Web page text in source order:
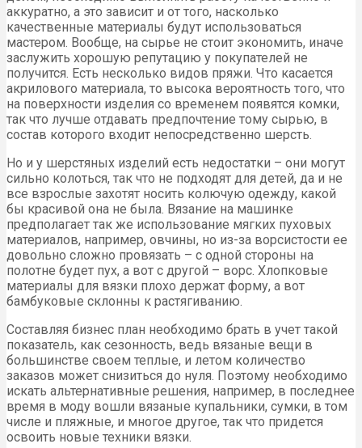
аккуратно, а это зависит и от того, насколько
качественные материалы будут использоваться
мастером. Вообще, на сырье не стоит экономить, иначе
заслужить хорошую репутацию у покупателей не
получится. Есть несколько видов пряжи. Что касается
акрилового материала, то высока вероятность того, что
на поверхности изделия со временем появятся комки,
так что лучше отдавать предпочтение тому сырью, в
состав которого входит непосредственно шерсть.
Но и у шерстяных изделий есть недостатки – они могут
сильно колоться, так что не подходят для детей, да и не
все взрослые захотят носить колючую одежду, какой
бы красивой она не была. Вязание на машинке
предполагает так же использование мягких пуховых
материалов, например, овчины, но из-за ворсистости ее
довольно сложно провязать – с одной стороны на
полотне будет пух, а вот с другой – ворс. Хлопковые
материалы для вязки плохо держат форму, а вот
бамбуковые склонны к растягиванию.
Составляя бизнес план необходимо брать в учет такой
показатель, как сезонность, ведь вязаные вещи в
большинстве своем теплые, и летом количество
заказов может снизиться до нуля. Поэтому необходимо
искать альтернативные решения, например, в последнее
время в моду вошли вязаные купальники, сумки, в том
числе и пляжные, и многое другое, так что придется
освоить новые техники вязки.